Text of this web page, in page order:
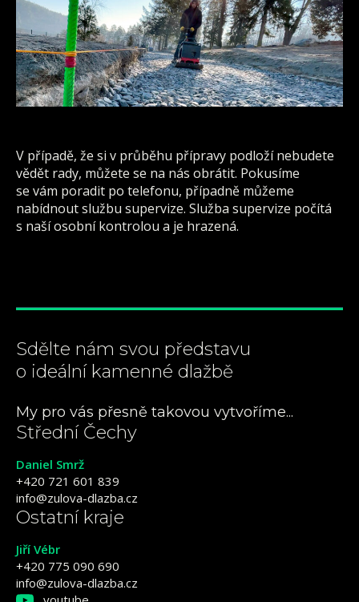
V případě, že si v průběhu přípravy podloží nebudete
vědět rady, můžete se na nás obrátit. Pokusíme
se vám poradit po telefonu, případně můžeme
nabídnout službu supervize. Služba supervize počítá
s naší osobní kontrolou a je hrazená.
Sdělte nám svou představu
o ideální kamenné dlažbě
My pro vás přesně takovou vytvoříme...
Střední Čechy
Daniel Smrž
+420 721 601 839
info@zulova-dlazba.cz
Ostatní kraje
Jiří Vébr
+420 775 090 690
info@zulova-dlazba.cz